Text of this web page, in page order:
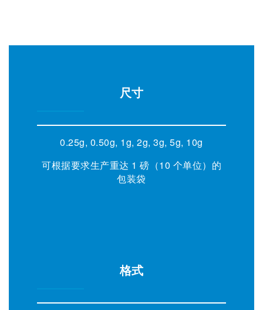
尺寸
0.25g, 0.50g, 1g, 2g, 3g, 5g, 10g
可根据要求生产重达 1 磅（10 个单位）的
包装袋
格式